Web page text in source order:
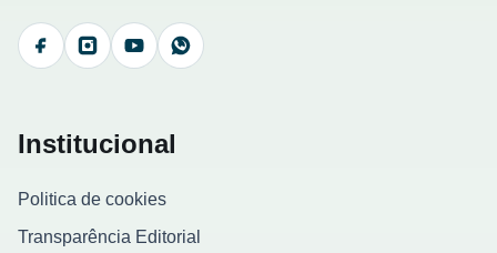
FacebookInstagramYouTubeWhatsApp
Institucional
Politica de cookies
Transparência Editorial